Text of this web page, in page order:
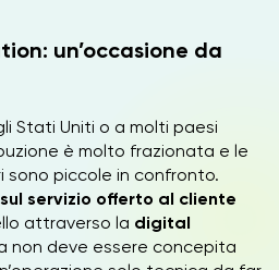
un’occasione da
Stati Uniti o a molti paesi
è molto frazionata e le
sono piccole in confronto.
sul servizio offerto al cliente
attraverso la digital
non deve essere concepita